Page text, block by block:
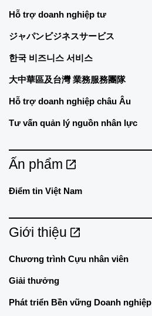
Hỗ trợ doanh nghiệp tư
ジャパンビジネスサービス
한국 비즈니스 서비스
大中華區及台灣 業務服務團隊
Hỗ trợ doanh nghiệp châu Âu
Tư vấn quản lý nguồn nhân lực
Ấn phẩm
Điểm tin Việt Nam
Giới thiệu
Chương trình Cựu nhân viên
Giải thưởng
Phát triển Bền vững Doanh nghiệp